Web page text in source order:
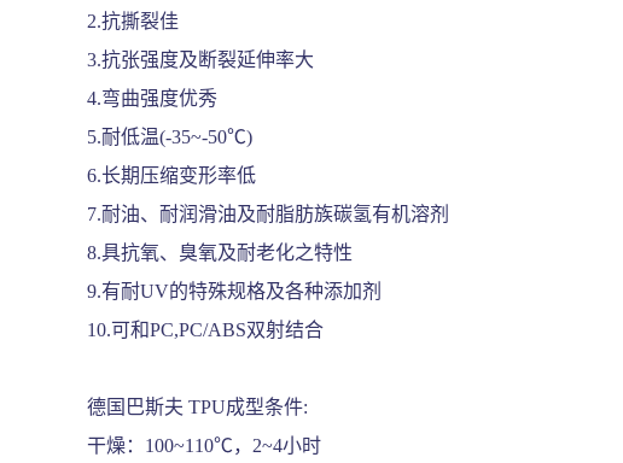
2.抗撕裂佳
3.抗张强度及断裂延伸率大
4.弯曲强度优秀
5.耐低温(-35~-50℃)
6.长期压缩变形率低
7.耐油、耐润滑油及耐脂肪族碳氢有机溶剂
8.具抗氧、臭氧及耐老化之特性
9.有耐UV的特殊规格及各种添加剂
10.可和PC,PC/ABS双射结合
德国巴斯夫 TPU成型条件:
干燥：100~110℃，2~4小时